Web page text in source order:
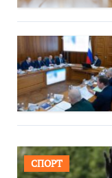
СПОРТ